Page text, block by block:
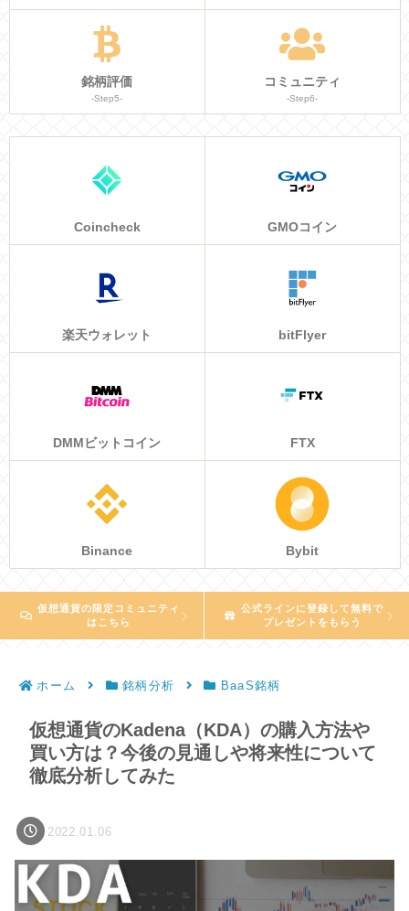
銘柄評価
-Step5-
コミュニティ
-Step6-
Coincheck GMOコイン
楽天ウォレット bitFlyer
DMMビットコイン FTX
Binance Bybit
仮想通貨の限定コミュニティ
はこちら
公式ラインに登録して無料で
プレゼントをもらう
ホーム 銘柄分析 BaaS銘柄
仮想通貨のKadena（KDA）の購入方法や
買い方は？今後の見通しや将来性について
徹底分析してみた
2022.01.06